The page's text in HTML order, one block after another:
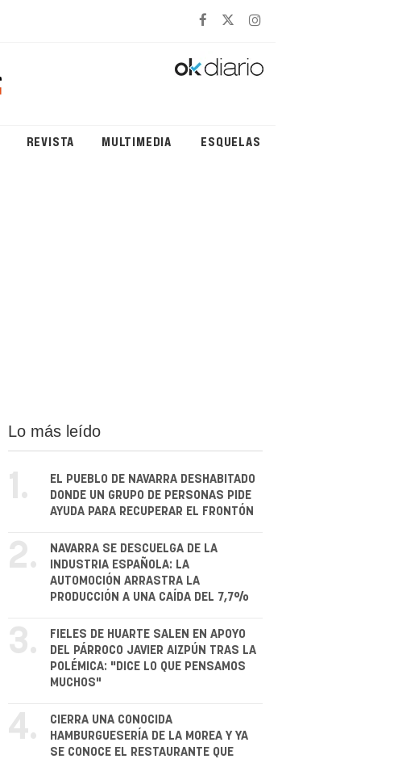
REVISTA MULTIMEDIA ESQUELAS
Lo más leído
1.
EL PUEBLO DE NAVARRA DESHABITADO
DONDE UN GRUPO DE PERSONAS PIDE
AYUDA PARA RECUPERAR EL FRONTÓN
2.
NAVARRA SE DESCUELGA DE LA
INDUSTRIA ESPAÑOLA: LA
AUTOMOCIÓN ARRASTRA LA
PRODUCCIÓN A UNA CAÍDA DEL 7,7%
3.
FIELES DE HUARTE SALEN EN APOYO
DEL PÁRROCO JAVIER AIZPÚN TRAS LA
POLÉMICA: "DICE LO QUE PENSAMOS
MUCHOS"
4.
CIERRA UNA CONOCIDA
HAMBURGUESERÍA DE LA MOREA Y YA
SE CONOCE EL RESTAURANTE QUE